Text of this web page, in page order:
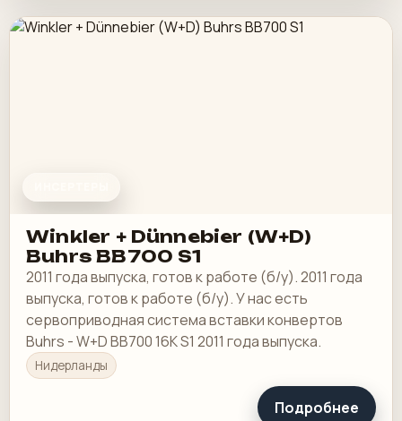
Winkler + Dünnebier (W+D)
Buhrs BB700 S1
2011 года выпуска, готов к работе (б/у). 2011 года
выпуска, готов к работе (б/у). У нас есть
сервоприводная система вставки конвертов
Buhrs - W+D BB700 16K S1 2011 года выпуска.
Нидерланды
Подробнее